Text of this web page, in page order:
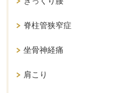
脊柱管狭窄症
坐骨神経痛
肩こり